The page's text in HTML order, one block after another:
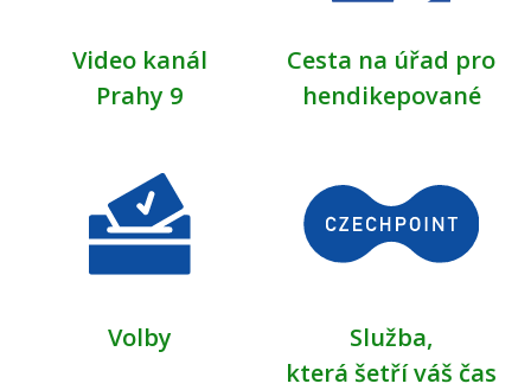
Video kanál
Prahy 9
Cesta na úřad pro
hendikepované
Volby
Služba,
která šetří váš čas